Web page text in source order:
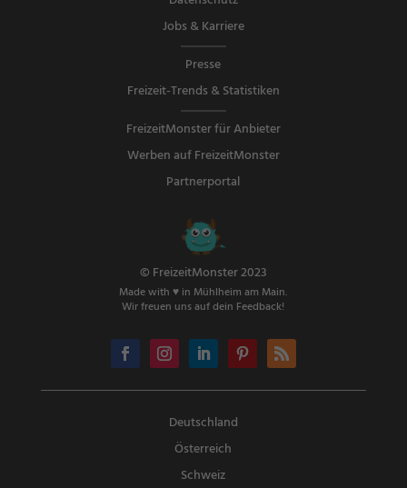
Jobs & Karriere
Presse
Freizeit-Trends & Statistiken
FreizeitMonster für Anbieter
Werben auf FreizeitMonster
Partnerportal
© FreizeitMonster 2023
Made with ♥ in Mühlheim am Main.
Wir freuen uns auf dein Feedback!
Deutschland
Österreich
Schweiz